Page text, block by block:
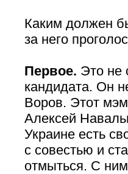
Каким должен
за него
Первое. Это не
кандидата. Он
Воров. Этот
Алексей
Украине есть
с совестью и
отмыться. С